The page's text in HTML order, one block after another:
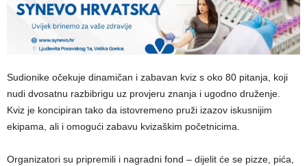
Sudionike očekuje dinamičan i zabavan kviz s oko 80 pitanja, koji
nudi dvosatnu razbibrigu uz provjeru znanja i ugodno druženje.
Kviz je koncipiran tako da istovremeno pruži izazov iskusnijim
ekipama, ali i omogući zabavu kvizaškim početnicima.
Organizatori su pripremili i nagradni fond – dijelit će se pizze, pića,